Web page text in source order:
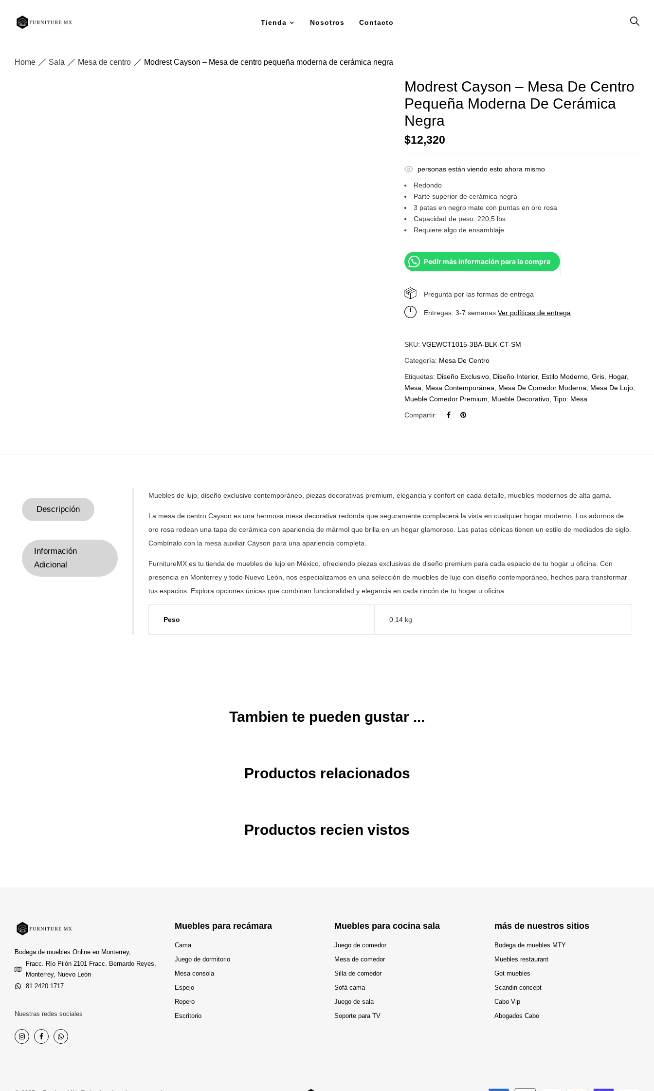
Tienda Nosotros Contacto
Home Sala Mesa de centro Modrest Cayson – Mesa de centro pequeña moderna de cerámica negra
Modrest Cayson – Mesa De Centro
Pequeña Moderna De Cerámica
Negra
$12,320
personas están viendo esto ahora mismo
Redondo
Parte superior de cerámica negra
3 patas en negro mate con puntas en oro rosa
Capacidad de peso: 220,5 lbs.
Requiere algo de ensamblaje
Pedir más información para la compra
Pregunta por las formas de entrega
Entregas: 3-7 semanasVer políticas de entrega
SKU:VGEWCT1015-3BA-BLK-CT-SM
Categoría: Mesa De Centro
Etiquetas: Diseño Exclusivo Diseño Interior, Estilo Moderno ,Gris Hogar,
Mesa
Mesa Contemporánea Mesa De Comedor Moderna Mesa De Lujo
Mueble Comedor Premium
Mueble Decorativo ,Tipo: Mesa
Compartir:
Descripción
Información
Adicional
Muebles de lujo, diseño exclusivo contemporáneo, piezas decorativas premium, elegancia y confort en cada detalle, muebles modernos de alta gama.
La mesa de centro Cayson es una hermosa mesa decorativa redonda que seguramente complacerá la vista en cualquier hogar moderno. Los adornos de
oro rosa rodean una tapa de cerámica con apariencia de mármol que brilla en un hogar glamoroso. Las patas cónicas tienen un estilo de mediados de siglo.
Combínalo con la mesa auxiliar Cayson para una apariencia completa.
FurnitureMX es tu tienda de muebles de lujo en México, ofreciendo piezas exclusivas de diseño premium para cada espacio de tu hogar u oficina. Con
presencia en Monterrey y todo Nuevo León, nos especializamos en una selección de muebles de lujo con diseño contemporáneo, hechos para transformar
tus espacios. Explora opciones únicas que combinan funcionalidad y elegancia en cada rincón de tu hogar u oficina.
Peso 0.14 kg
Tambien te pueden gustar ...
Productos relacionados
Productos recien vistos
Bodega de muebles Online en Monterrey,
Fracc. Río Pilón 2101 Fracc. Bernardo Reyes,
Monterrey, Nuevo León
81 2420 1717
Nuestras redes sociales
Muebles para recámara
Cama
Juego de dormitorio
Mesa consola
Espejo
Ropero
Escritorio
Muebles para cocina sala
Juego de comedor
Mesa de comedor
Silla de comedor
Sofá cama
Juego de sala
Soporte para TV
más de nuestros sitios
Bodega de muebles MTY
Muebles restaurant
Got muebles
Scandin concept
Cabo Vip
Abogados Cabo